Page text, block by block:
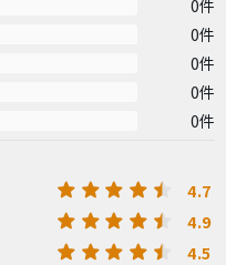
0件
0件
0件
0件
0件
4.7
4.9
4.5